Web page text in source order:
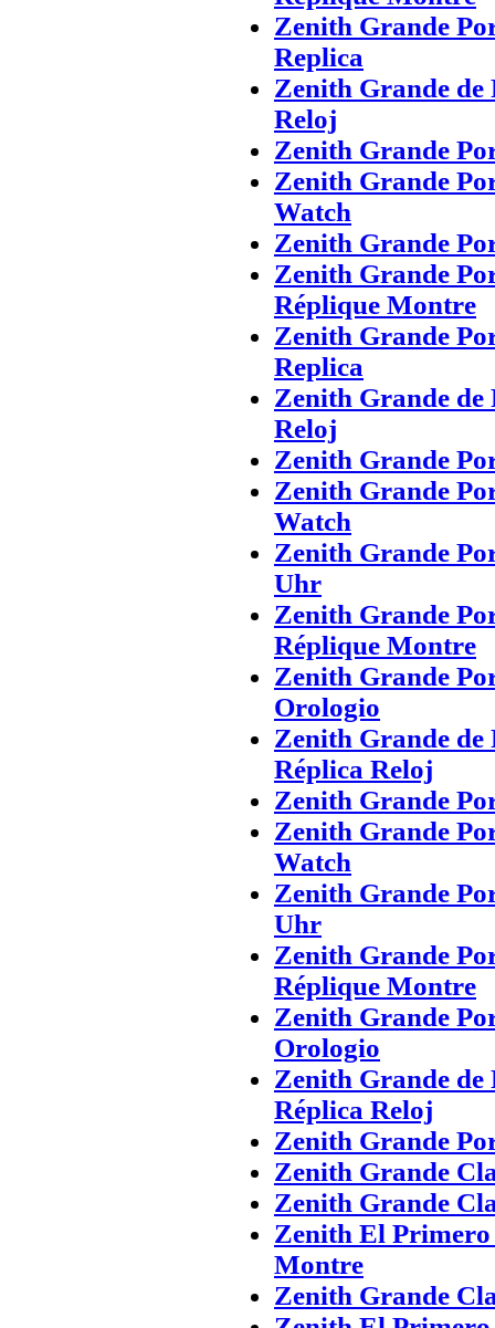
Zenith Grande
Replica
Zenith Grande de
Reloj
Zenith Grande
Zenith Grande
Watch
Zenith Grande
Zenith Grande
Réplique Montre
Zenith Grande
Replica
Zenith Grande de
Reloj
Zenith Grande
Zenith Grande
Watch
Zenith Grande
Uhr
Zenith Grande
Réplique Montre
Zenith Grande
Orologio
Zenith Grande
Réplica Reloj
Zenith Grande
Zenith Grande
Watch
Zenith Grande
Uhr
Zenith Grande
Réplique Montre
Zenith Grande
Orologio
Zenith Grande
Réplica Reloj
Zenith Grande
Zenith Grande
Zenith Grande
Zenith El Primero
Montre
Zenith Grande